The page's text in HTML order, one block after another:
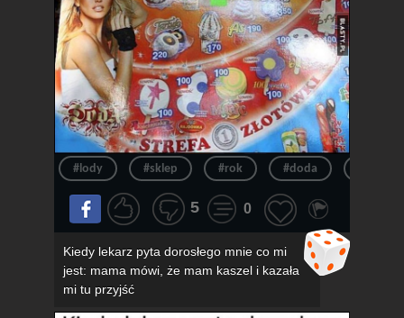
#lody #sklep #rok #doda
5 0
Kiedy lekarz pyta dorosłego mnie co mi
jest: mama mówi, że mam kaszel i kazała
mi tu przyjść